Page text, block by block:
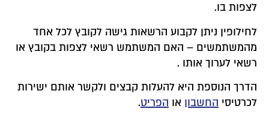
לצפות בו.
לחילופין ניתן לקבוע הרשאות גישה לקובץ לכל אחד
מהמשתמשים – האם המשתמש רשאי לצפות בקובץ או
רשאי לערוך אותו .
הדרך הנוספת היא להעלות קבצים ולקשר אותם ישירות
לכרטיסי החשבון או הפריט.